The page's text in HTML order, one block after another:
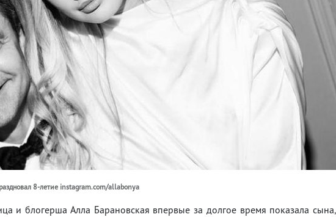
8-летие instagram.com/allabonya
и блогерша Алла Барановская впервые за долгое время показала сына,